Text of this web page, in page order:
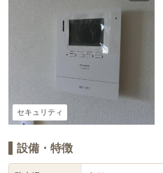
セキュリティ
設備・特徴